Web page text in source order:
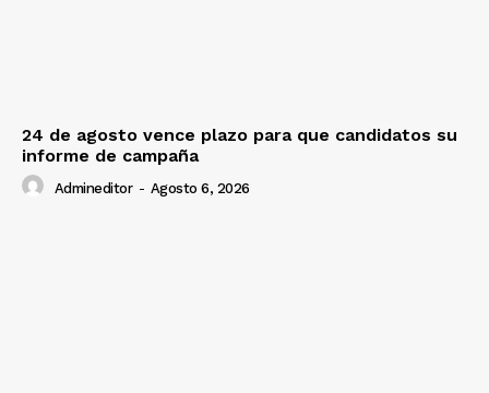
24 de agosto vence plazo para que candidatos su
informe de campaña
Admineditor - Agosto 6, 2026